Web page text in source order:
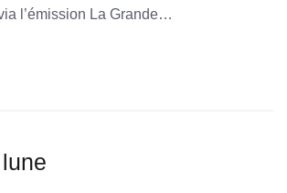
l’émission La Grande…